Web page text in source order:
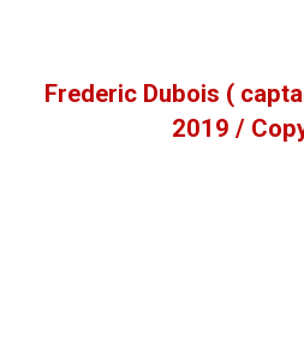
Frederic Dubois (
2019 /